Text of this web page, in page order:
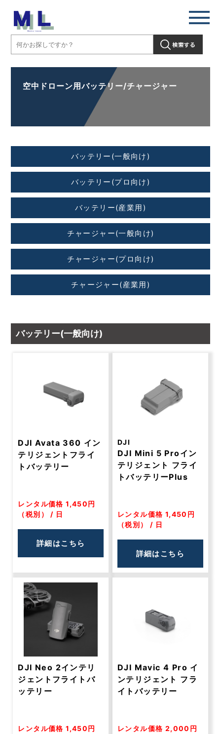
空中ドローン用バッテリー/チャージャー
バッテリー(一般向け)
バッテリー(プロ向け)
バッテリー(産業用)
チャージャー(一般向け)
チャージャー(プロ向け)
チャージャー(産業用)
バッテリー(一般向け)
DJI Avata 360 イン
テリジェントフライ
トバッテリー
レンタル価格 1,450円
（税別） / 日
詳細はこちら
DJI
DJI Mini 5 Proイン
テリジェント フライ
トバッテリーPlus
レンタル価格 1,450円
（税別） / 日
詳細はこちら
DJI Neo 2インテリ
ジェントフライトバ
ッテリー
レンタル価格 1,450円
DJI Mavic 4 Pro イ
ンテリジェント フラ
イトバッテリー
レンタル価格 2,000円